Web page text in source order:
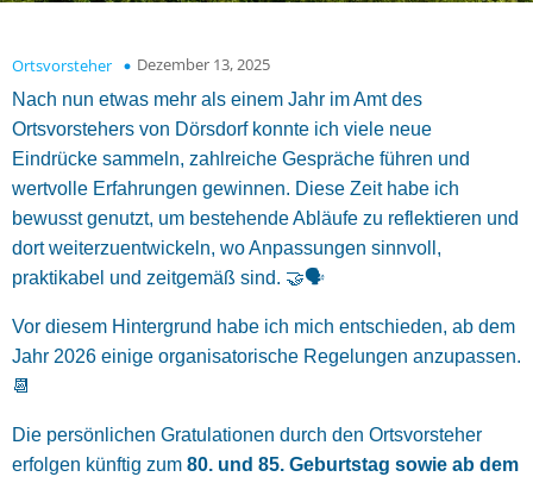
Ortsvorsteher Dezember 13, 2025
Nach nun etwas mehr als einem Jahr im Amt des
Ortsvorstehers von Dörsdorf konnte ich viele neue
Eindrücke sammeln, zahlreiche Gespräche führen und
wertvolle Erfahrungen gewinnen. Diese Zeit habe ich
bewusst genutzt, um bestehende Abläufe zu reflektieren und
dort weiterzuentwickeln, wo Anpassungen sinnvoll,
praktikabel und zeitgemäß sind. 🤝🗣️
Vor diesem Hintergrund habe ich mich entschieden, ab dem
Jahr 2026 einige organisatorische Regelungen anzupassen.
📆
Die persönlichen Gratulationen durch den Ortsvorsteher
erfolgen künftig zum 80. und 85. Geburtstag sowie ab dem